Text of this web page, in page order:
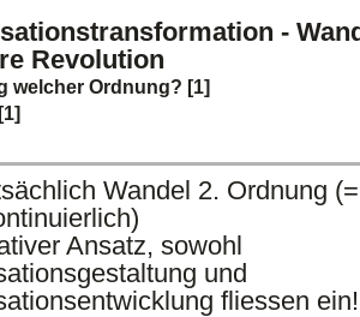
neue Philosophie
-
Revolution
welcher Ordnung? [1]
Wandel 2. Ordnung
Ansatz, sowohl
und
fliessen ein!